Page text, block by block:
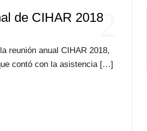
2
de CIHAR 2018
reunión anual CIHAR 2018,
contó con la asistencia […]